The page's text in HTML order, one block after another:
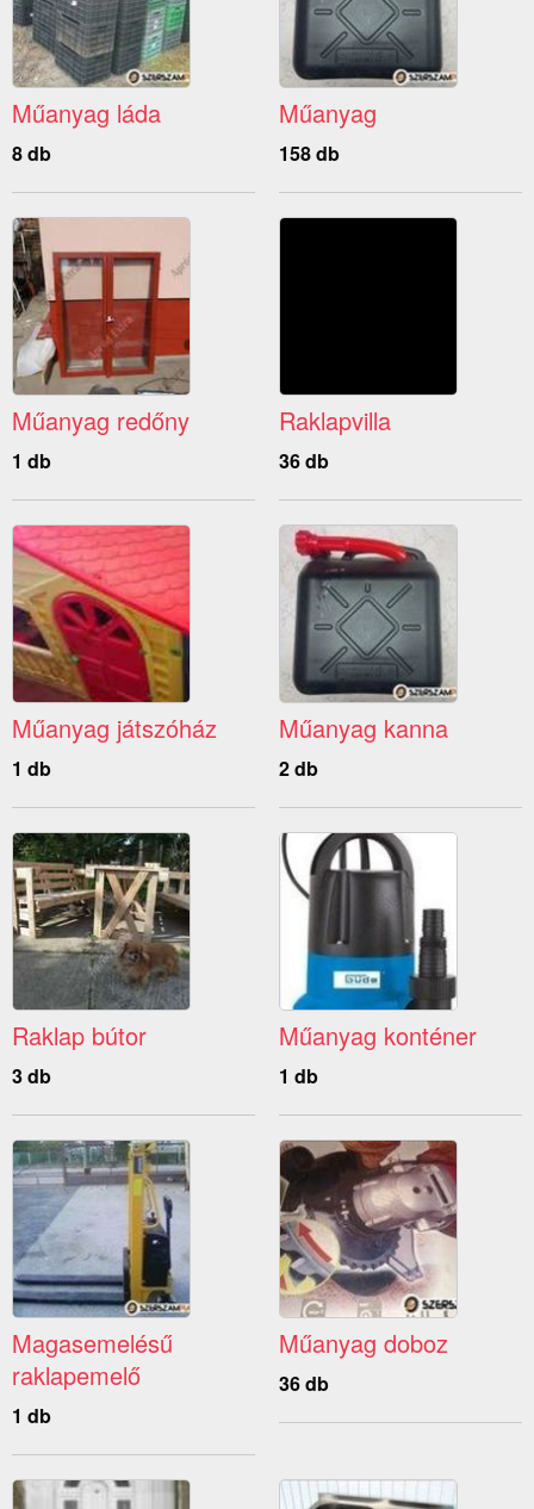
Műanyag láda
8 db
Műanyag
158 db
Műanyag redőny
1 db
Raklapvilla
36 db
Műanyag játszóház
1 db
Műanyag kanna
2 db
Raklap bútor
3 db
Műanyag konténer
1 db
Magasemelésű
raklapemelő
1 db
Műanyag doboz
36 db